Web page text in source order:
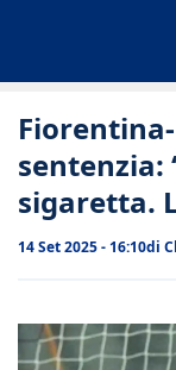
sentenzia:
sigaretta.
14 Set 2025 - 16:10di